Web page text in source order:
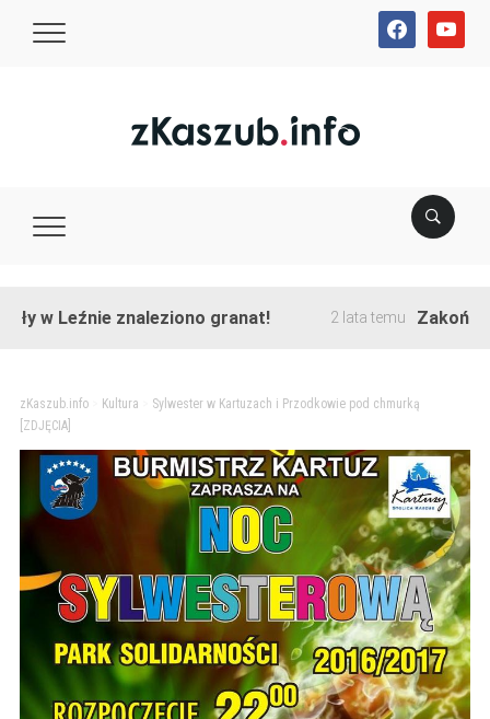
facebookyoutube
znaleziono granat! 2 lata temu Zakończono
zKaszub.info> Kultura
Sylwester w Kartuzach i Przodkowie pod chmurką
[ZDJĘCIA]